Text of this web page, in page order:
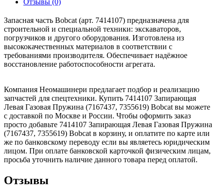
Запасная часть Bobcat (арт. 7414107) предназначена для
строительной и специальной техники: экскаваторов,
погрузчиков и другого оборудования. Изготовлена из
высококачественных материалов в соответствии с
требованиями производителя. Обеспечивает надёжное
восстановление работоспособности агрегата.
Компания Неомашинери предлагает подбор и реализацию
запчастей для спецтехники. Купить 7414107 Запирающая
Левая Газовая Пружина (7167437, 7355619) Bobcat вы можете
с доставкой по Москве и России. Чтобы оформить заказ
просто добавьте 7414107 Запирающая Левая Газовая Пружина
(7167437, 7355619) Bobcat в корзину, и оплатите по карте или
же по банковскому переводу если вы являетесь юридическим
лицом. При оплате банковской карточкой физическим лицам,
просьба уточнить наличие данного товара перед оплатой.
Отзывы